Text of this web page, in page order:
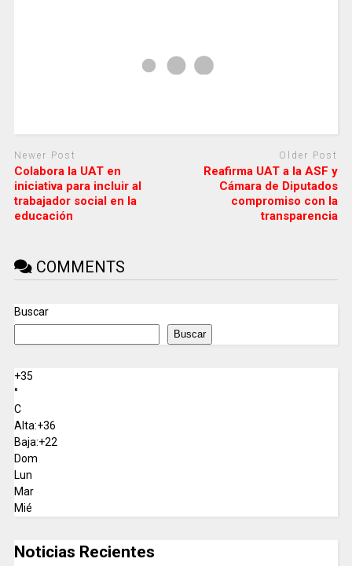
Newer Post
Colabora la UAT en
iniciativa para incluir al
trabajador social en la
educación
Older Post
Reafirma UAT a la ASF y
Cámara de Diputados
compromiso con la
transparencia
COMMENTS
Buscar
Buscar
+35
°
C
Alta:+36
Baja:+22
Dom
Lun
Mar
Mié
Noticias Recientes